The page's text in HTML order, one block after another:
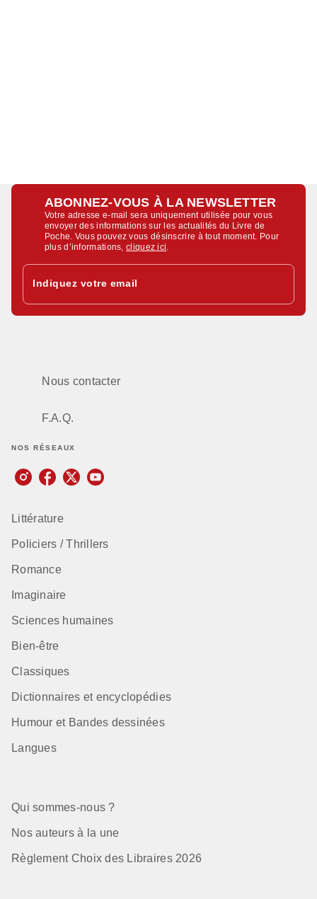
ABONNEZ-VOUS À LA NEWSLETTER
Votre adresse e-mail sera uniquement utilisée pour vous
envoyer des informations sur les actualités du Livre de
Poche. Vous pouvez vous désinscrire à tout moment. Pour
plus d’informations,cliquez ici
Indiquez votre email
Nous contacter
F.A.Q.
NOS RÉSEAUX
Littérature
Policiers / Thrillers
Romance
Imaginaire
Sciences humaines
Bien-être
Classiques
Dictionnaires et encyclopédies
Humour et Bandes dessinées
Langues
Qui sommes-nous ?
Nos auteurs à la une
Règlement Choix des Libraires 2026